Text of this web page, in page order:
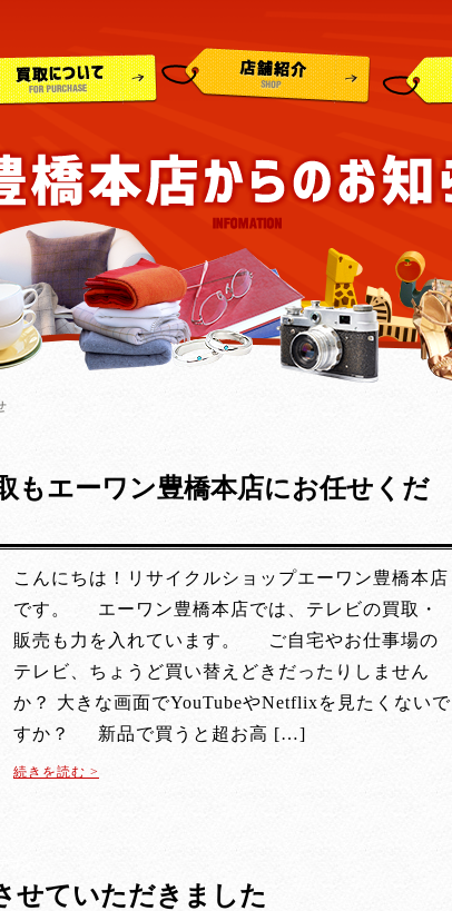
もエーワン豊橋本店にお任せくだ
こんにちは！リサイクルショップエーワン豊橋本店
です。 エーワン豊橋本店では、テレビの買取・
販売も力を入れています。 ご自宅やお仕事場の
テレビ、ちょうど買い替えどきだったりしません
か？ 大きな画面でYouTubeやNetflixを見たくないで
すか？ 新品で買うと超お高 […]
続きを読む >
せていただきました